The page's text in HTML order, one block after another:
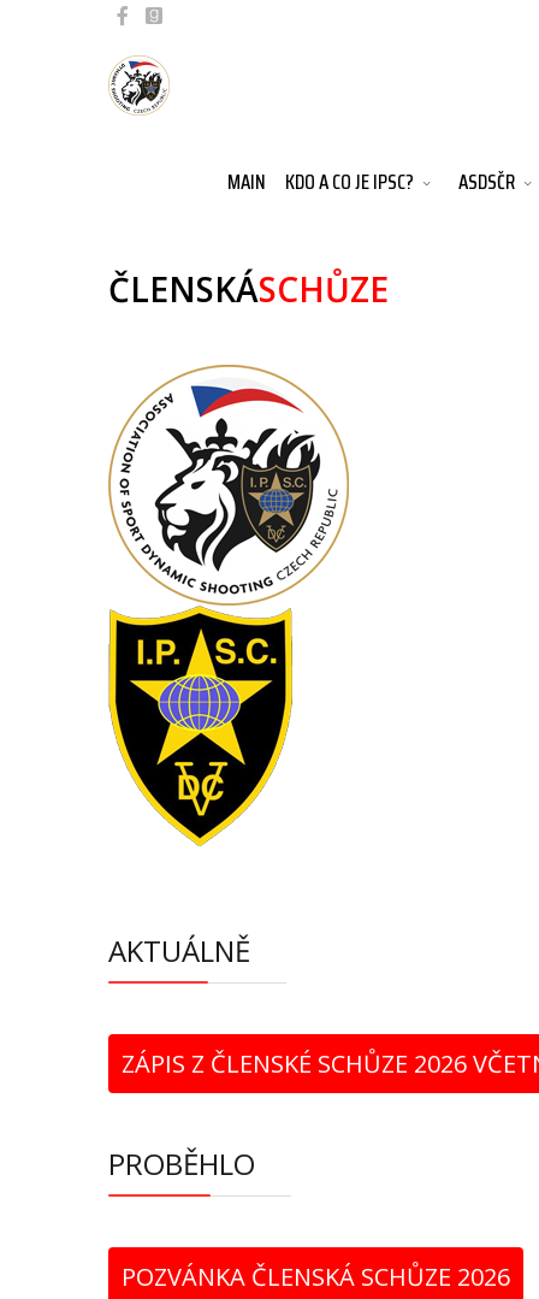
MAIN KDO A CO JE IPSC? ASDSČR
ČLENSKÁSCHŮZE
AKTUÁLNĚ
ZÁPIS Z ČLENSKÉ SCHŮZE 2026
PROBĚHLO
POZVÁNKA ČLENSKÁ SCHŮZE 2026